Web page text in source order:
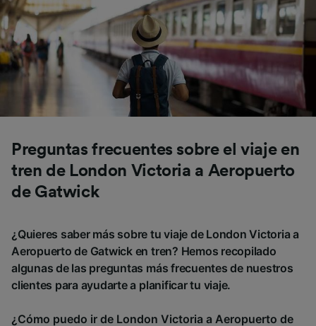
Preguntas frecuentes sobre el viaje en
tren de London Victoria a Aeropuerto
de Gatwick
¿Quieres saber más sobre tu viaje de London Victoria a
Aeropuerto de Gatwick en tren? Hemos recopilado
algunas de las preguntas más frecuentes de nuestros
clientes para ayudarte a planificar tu viaje.
¿Cómo puedo ir de London Victoria a Aeropuerto de